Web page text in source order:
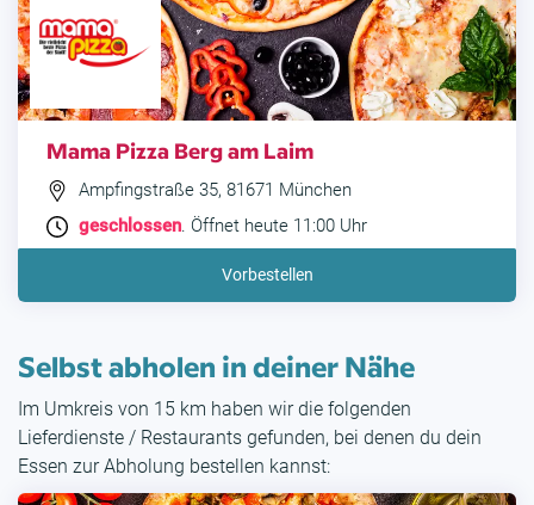
Mama Pizza Berg am Laim
Ampfingstraße 35, 81671 München
geschlossen. Öffnet heute 11:00 Uhr
Vorbestellen
Selbst abholen in deiner Nähe
Im Umkreis von 15 km haben wir die folgenden
Lieferdienste / Restaurants gefunden, bei denen du dein
Essen zur Abholung bestellen kannst: